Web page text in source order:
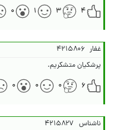
۴
۳ ۱ ۰
غفار ۴۲۱۵۸۰۶
پرشکیان متشکریم.
۶
۰ ۰ ۰
ناشناس ۴۲۱۵۸۲۷